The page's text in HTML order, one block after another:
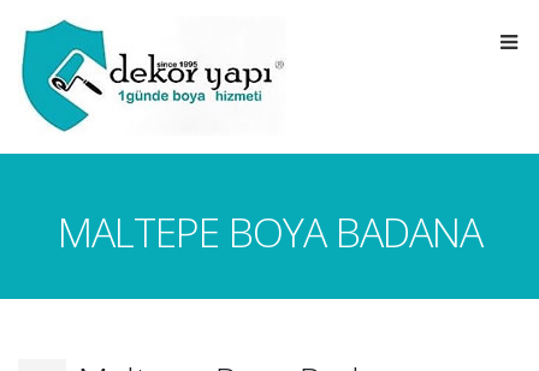
MALTEPE BOYA BADANA